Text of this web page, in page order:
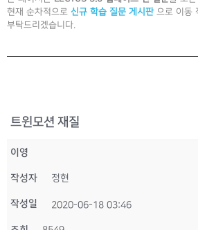
현재 순차적으로 신규 학습 질문 게시판 으로 이동
부탁드리겠습니다.
트윈모션 재질
이영
작성자 정현
작성일 2020-06-18 03:46